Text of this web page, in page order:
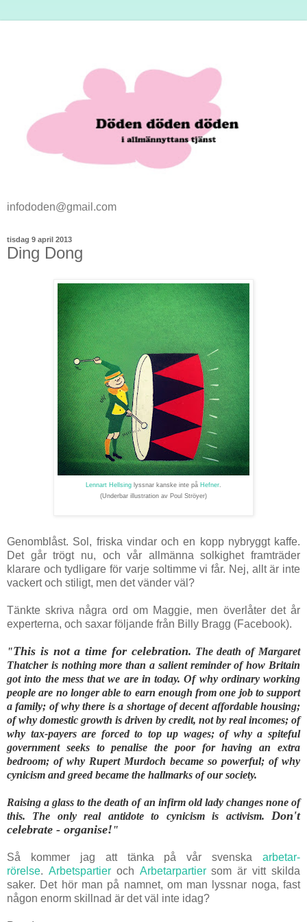
infododen@gmail.com
tisdag 9 april 2013
Ding Dong
Lennart Hellsing lyssnar kanske inte på Hefner
(Underbar illustration av Poul Ströyer)
Genomblåst. Sol, friska vindar och en kopp nybryggt kaffe.
Det går trögt nu, och vår allmänna solkighet framträder
klarare och tydligare för varje soltimme vi får. Nej, allt är inte
vackert och stiligt, men det vänder väl?
Tänkte skriva några ord om Maggie, men överlåter det år
experterna, och saxar följande från Billy Bragg (Facebook).
"This is not a time for celebration. The death of Margaret
Thatcher is nothing more than a salient reminder of how Britain
got into the mess that we are in today. Of why ordinary working
people are no longer able to earn enough from one job to support
a family; of why there is a shortage of decent affordable housing;
of why domestic growth is driven by credit, not by real incomes; of
why tax-payers are forced to top up wages; of why a spiteful
government seeks to penalise the poor for having an extra
bedroom; of why Rupert Murdoch became so powerful; of why
cynicism and greed became the hallmarks of our society.
Raising a glass to the death of an infirm old lady changes none of
this. The only real antidote to cynicism is activism. Don't
celebrate - organise!"
Så kommer jag att tänka på vår svenska arbetar-
rörelse. Arbetspartieroch Arbetarpartiersom är vitt skilda
saker. Det hör man på namnet, om man lyssnar noga, fast
någon enorm skillnad är det väl inte idag?